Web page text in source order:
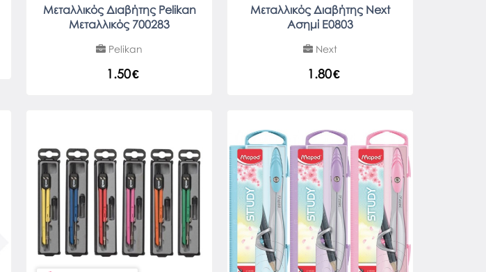
Μεταλλικός Διαβήτης Pelikan
Μεταλλικός 700283
Pelikan
1.50€
Μεταλλικός Διαβήτης Next
Ασημί E0803
Next
1.80€